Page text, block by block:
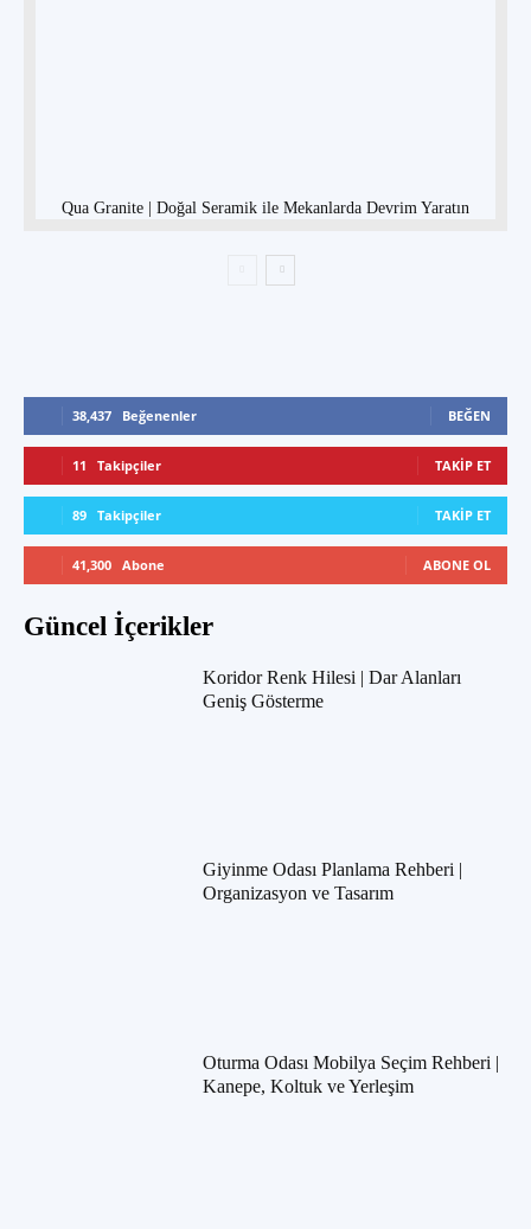
Qua Granite | Doğal Seramik ile Mekanlarda Devrim Yaratın
38,437 Beğenenler BEĞEN
11 Takipçiler TAKIP ET
89 Takipçiler TAKIP ET
41,300 Abone ABONE OL
Güncel İçerikler
Koridor Renk Hilesi | Dar Alanları
Geniş Gösterme
Giyinme Odası Planlama Rehberi |
Organizasyon ve Tasarım
Oturma Odası Mobilya Seçim Rehberi |
Kanepe, Koltuk ve Yerleşim